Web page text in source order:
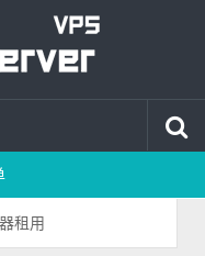
租用